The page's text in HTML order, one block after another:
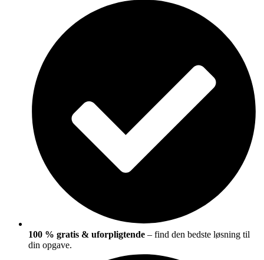
100 % gratis & uforpligtende – find den bedste løsning til
din opgave.